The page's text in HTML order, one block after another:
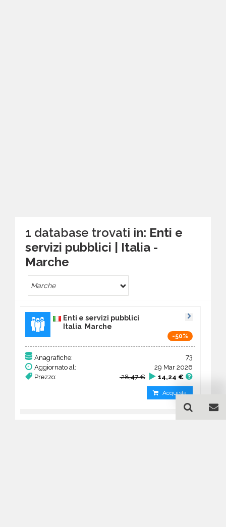
1 database trovati in: Enti e
servizi pubblici | Italia -
Marche
Marche
Enti e servizi pubblici
Italia Marche
-50%
Anagrafiche:
73
Aggiornato al:
29 Mar 2026
Prezzo:
28,47 € 14,24 €
Acquista